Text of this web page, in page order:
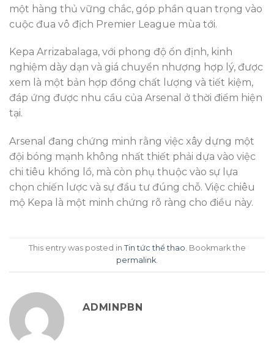
một hàng thủ vững chắc, góp phần quan trọng vào
cuộc đua vô địch Premier League mùa tới.
Kepa Arrizabalaga, với phong độ ổn định, kinh
nghiệm dày dạn và giá chuyển nhượng hợp lý, được
xem là một bản hợp đồng chất lượng và tiết kiệm,
đáp ứng được nhu cầu của Arsenal ở thời điểm hiện
tại.
Arsenal đang chứng minh rằng việc xây dựng một
đội bóng mạnh không nhất thiết phải dựa vào việc
chi tiêu khổng lồ, mà còn phụ thuộc vào sự lựa
chọn chiến lược và sự đầu tư đúng chỗ. Việc chiêu
mộ Kepa là một minh chứng rõ ràng cho điều này.
This entry was posted in Tin tức thể thao. Bookmark the
permalink.
ADMINPBN